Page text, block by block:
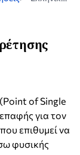
of Single
για τον
επιθυμεί να
φυσικής